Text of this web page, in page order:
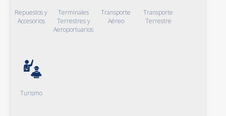
Repuestos y
Accesorios
Terminales
Terrestres y
Aeroportuarios
Transporte
Aéreo
Transporte
Terrestre
Turismo